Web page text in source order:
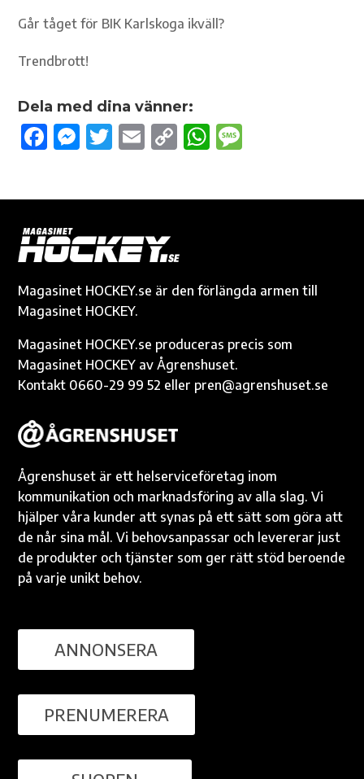
Går tåget för BIK Karlskoga ikväll?
Trendbrott!
Dela med dina vänner:
F
o
o
k
M
g
er
T
r
E
C
n
k
W
p
Magasinet HOCKEY.se är den förlängda armen till
Magasinet HOCKEY.
Magasinet HOCKEY.se produceras precis som
Magasinet HOCKEY av Ågrenshuset.
Kontakt 0660-29 99 52 eller pren@agrenshuset.se
Ågrenshuset är ett helserviceföretag inom
kommunikation och marknadsföring av alla slag. Vi
hjälper våra kunder att synas på ett sätt som göra att
de når sina mål. Vi behovsanpassar och levererar just
de produkter och tjänster som ger rätt stöd beroende
på varje unikt behov.
ANNONSERA
PRENUMERERA